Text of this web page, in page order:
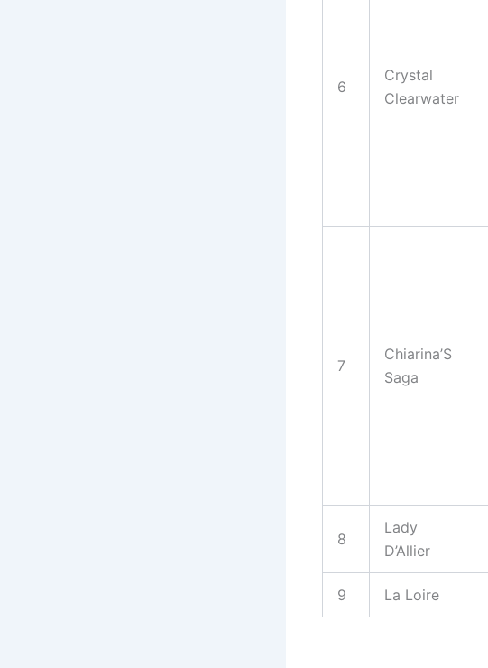
6
Crystal
Clearwater
7
Chiarina’S
Saga
8
Lady
D’Allier
9 La Loire